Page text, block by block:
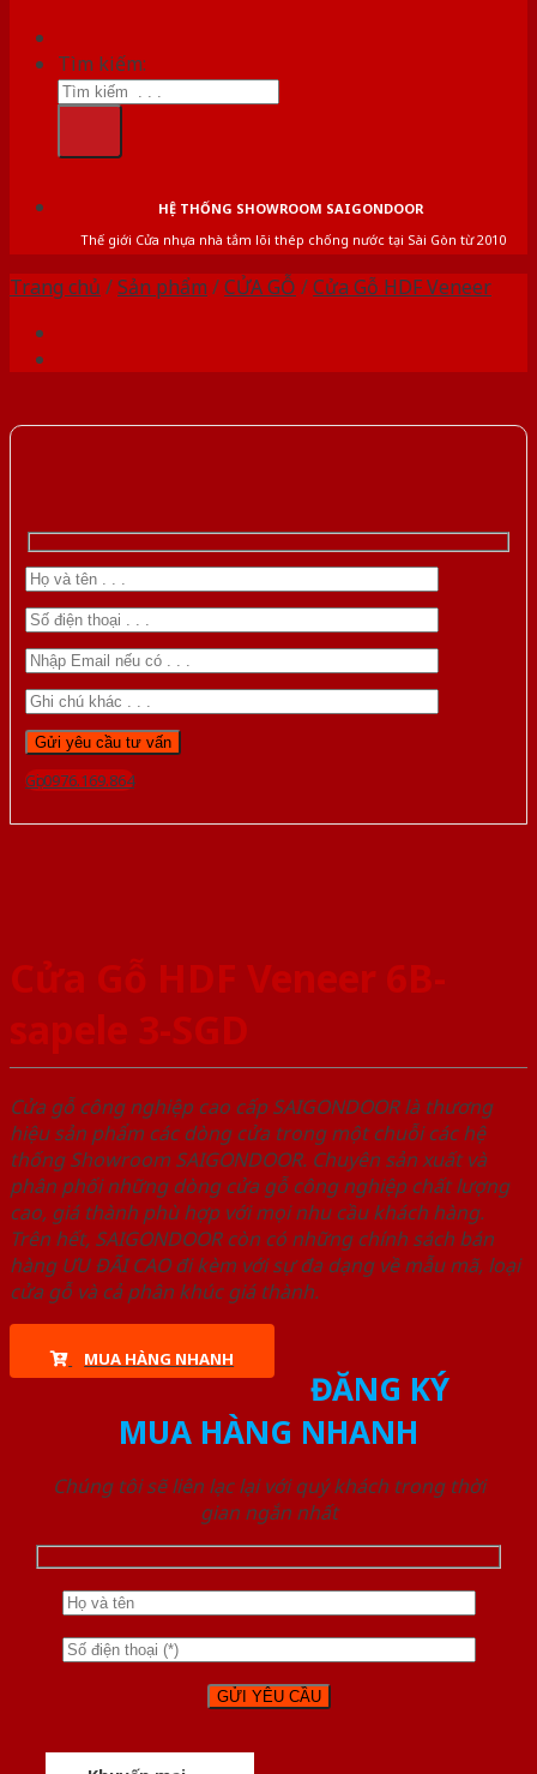
Tìm kiếm:
HỆ THỐNG SHOWROOM SAIGONDOOR
Thế giới Cửa nhựa nhà tắm lõi thép chống nước tại Sài Gòn từ 2010
Trang chủ /Sản phẩm /CỬA GỖ /Cửa Gỗ HDF Veneer
Gọi 0976.169.864
Cửa Gỗ HDF Veneer 6B-
sapele 3-SGD
Cửa gỗ công nghiệp cao cấp SAIGONDOOR là thương
hiệu sản phẩm các dòng cửa trong một chuỗi các hệ
thống Showroom SAIGONDOOR. Chuyên sản xuất và
phân phối những dòng cửa gỗ công nghiệp chất lượng
cao, giá thành phù hợp với mọi nhu cầu khách hàng.
Trên hết, SAIGONDOOR còn có những chính sách bán
hàng ƯU ĐÃI CAO đi kèm với sự đa dạng về mẫu mã, loại
cửa gỗ và cả phân khúc giá thành.
MUA HÀNG NHANH
ĐĂNG KÝ
MUA HÀNG NHANH
Chúng tôi sẽ liên lạc lại với quý khách trong thời
gian ngắn nhất